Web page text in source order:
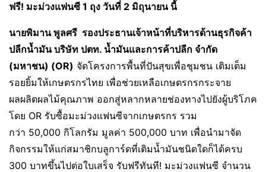
ฟรี! มะม่วงแฟนซี 1 ถุง วันที่ 2 มิถุนายน นี้
นายพิมาน พูลศรี รองประธานเจ้าหน้าที่บริหารด้านธุรกิจค้า
ปลีกน้ำมัน บริษัท ปตท. น้ำมันและการค้าปลีก จำกัด
(มหาชน) (OR) จัดโครงการพื้นที่ปันสุขเพื่อชุมชน เติมเต็ม
รอยยิ้มให้เกษตรกรไทย เพื่อช่วยเหลือเกษตรกรกระจาย
ผลผลิตผลไม้คุณภาพ ออกสู่หลากหลายช่องทางไปยังผู้บริโภค
โดย OR รับซื้อมะม่วงแฟนซีจากเกษตรกร รวม
กว่า 50,000 กิโลกรัม มูลค่า 500,000 บาท เพื่อนำมาจัด
กิจกรรมให้แก่สมาชิกบลูการ์ดที่เติมน้ำมันชนิดใดก็ได้ครบ
300 บาทขึ้นไปต่อใบเสร็จ รับฟรีทันที! มะม่วงแฟนซี จำนวน